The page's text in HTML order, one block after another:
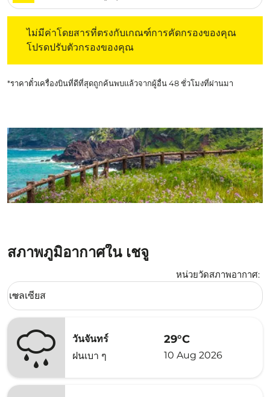
ไม่มีค่าโดยสารที่ตรงกับเกณฑ์การคัดกรองของคุณ
โปรดปรับตัวกรองของคุณ
*ราคาตั๋วเครื่องบินที่ดีที่สุดถูกค้นพบแล้วจากผู้อื่น 48 ชั่วโมงที่ผ่านมา
สภาพภูมิอากาศใน เชจู
หน่วยวัดสภาพอากาศ:
Weather unit option เซลเซียส Selected
เซลเซียส
keyboard_arrow_down
วันจันทร์
ฝนเบา ๆ
29°C
10 Aug 2026